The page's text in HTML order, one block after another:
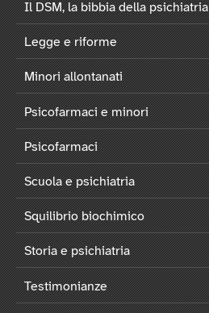
Il DSM, la bibbia della psichiatria
Legge e riforme
Minori allontanati
Psicofarmaci e minori
Psicofarmaci
Scuola e psichiatria
Squilibrio biochimico
Storia e psichiatria
Testimonianze